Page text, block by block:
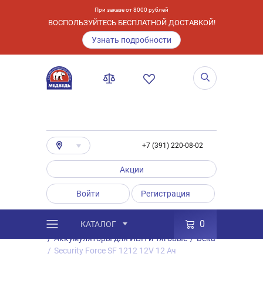
При заказе от 8000 рублей
ВОСПОЛЬЗУЙТЕСЬ БЕСПЛАТНОЙ ДОСТАВКОЙ!
Узнать подробности
+7 (391) 220-08-02
Акции
Войти Регистрация
КАТАЛОГ 0
Каталог / Товары
Аккумуляторы
/ Аккумуляторы для ИБП и Тяговые / Delta
/ Security Force SF 1212 12V 12 Ач